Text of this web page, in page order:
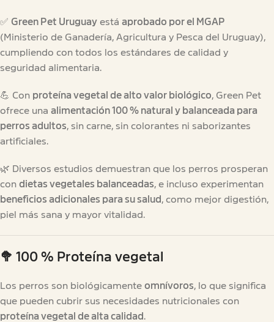
✅ Green Pet Uruguay está aprobado por el MGAP
(Ministerio de Ganadería, Agricultura y Pesca del Uruguay),
cumpliendo con todos los estándares de calidad y
seguridad alimentaria.
💪 Con proteína vegetal de alto valor biológico, Green Pet
ofrece una alimentación 100 % natural y balanceada para
perros adultos, sin carne, sin colorantes ni saborizantes
artificiales.
🌿 Diversos estudios demuestran que los perros prosperan
con dietas vegetales balanceadas, e incluso experimentan
beneficios adicionales para su salud, como mejor digestión,
piel más sana y mayor vitalidad.
🥦 100 % Proteína vegetal
Los perros son biológicamente omnívoros, lo que significa
que pueden cubrir sus necesidades nutricionales con
proteína vegetal de alta calidad.